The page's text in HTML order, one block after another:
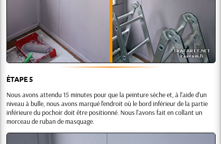
ÉTAPE 5
Nous avons attendu 15 minutes pour que la peinture sèche et, à l'aide d'un
niveau à bulle, nous avons marqué l'endroit où le bord inférieur de la partie
inférieure du pochoir doit être positionné. Nous l'avons fait en collant un
morceau de ruban de masquage.